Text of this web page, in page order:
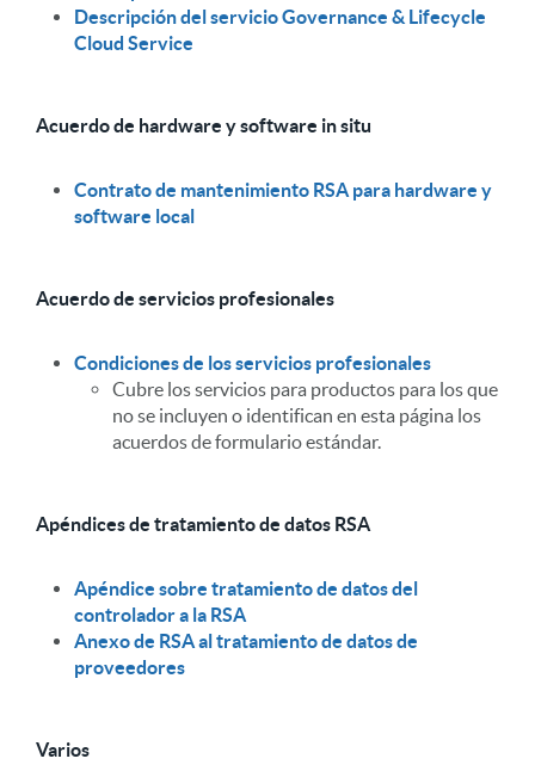
Descripción del servicio Governance & Lifecycle
Cloud Service
Acuerdo de hardware y software in situ
Contrato de mantenimiento RSA para hardware y
software local
Acuerdo de servicios profesionales
Condiciones de los servicios profesionales
Cubre los servicios para productos para los que
no se incluyen o identifican en esta página los
acuerdos de formulario estándar.
Apéndices de tratamiento de datos RSA
Apéndice sobre tratamiento de datos del
controlador a la RSA
Anexo de RSA al tratamiento de datos de
proveedores
Varios